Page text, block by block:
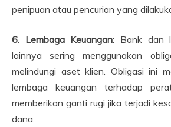
penipuan atau pencurian yang
6. Lembaga Keuangan: Bank dan
lainnya sering menggunakan
melindungi aset klien. Obligasi ini
lembaga keuangan terhadap
memberikan ganti rugi jika terjadi
dana.